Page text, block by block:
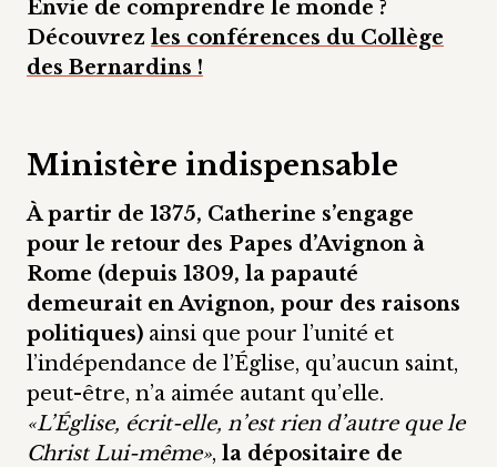
Envie de comprendre le monde ?
Découvrez les conférences du Collège
des Bernardins !
Ministère indispensable
À partir de 1375, Catherine s’engage
pour le retour des Papes d’Avignon à
Rome (depuis 1309, la papauté
demeurait en Avignon, pour des raisons
politiques) ainsi que pour l’unité et
l’indépendance de l’Église, qu’aucun saint,
peut-être, n’a aimée autant qu’elle.
«L’Église, écrit-elle, n’est rien d’autre que le
Christ Lui-même», la dépositaire de